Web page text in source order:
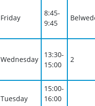
Friday
8:45-
9:45
Wednesday
13:30-
15:00
2
Tuesday
15:00-
16:00